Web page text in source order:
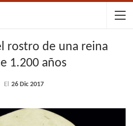
rostro de una reina
1.200 años
El 26 Dic 2017